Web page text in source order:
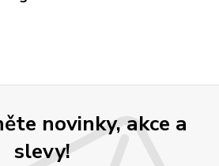
novinky, akce a
slevy!